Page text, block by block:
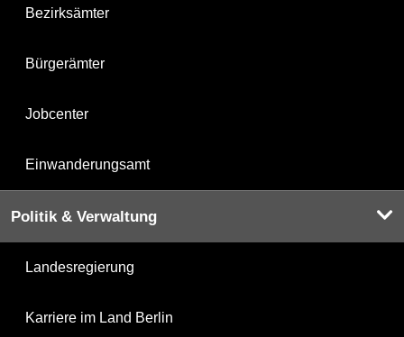
Bezirksämter
Bürgerämter
Jobcenter
Einwanderungsamt
Politik & Verwaltung
Landesregierung
Karriere im Land Berlin